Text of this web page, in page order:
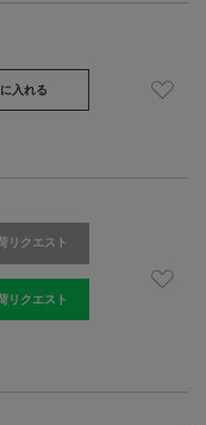
入れる
リクエスト
リクエスト